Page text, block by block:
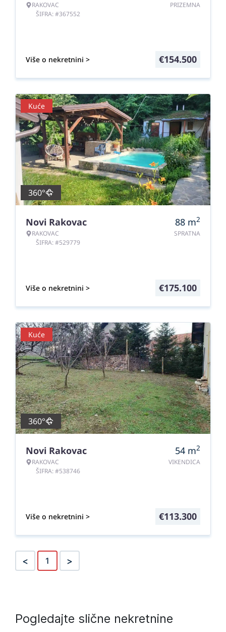
RAKOVAC
ŠIFRA: #367552
PRIZEMNA
Više o nekretnini > €154.500
Kuće
360°
Novi Rakovac
RAKOVAC
ŠIFRA: #529779
88 m2
SPRATNA
Više o nekretnini > €175.100
Kuće
360°
Novi Rakovac
RAKOVAC
ŠIFRA: #538746
54 m2
VIKENDICA
Više o nekretnini > €113.300
< 1 >
Pogledajte slične nekretnine